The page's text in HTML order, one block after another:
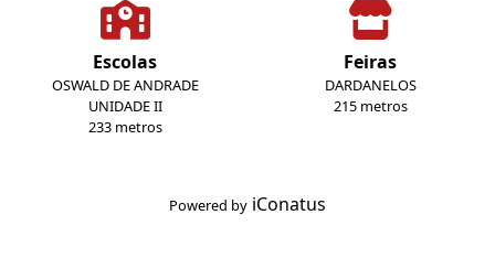
Escolas
OSWALD DE ANDRADE
UNIDADE II
233 metros
Feiras
DARDANELOS
215 metros
Powered by iConatus